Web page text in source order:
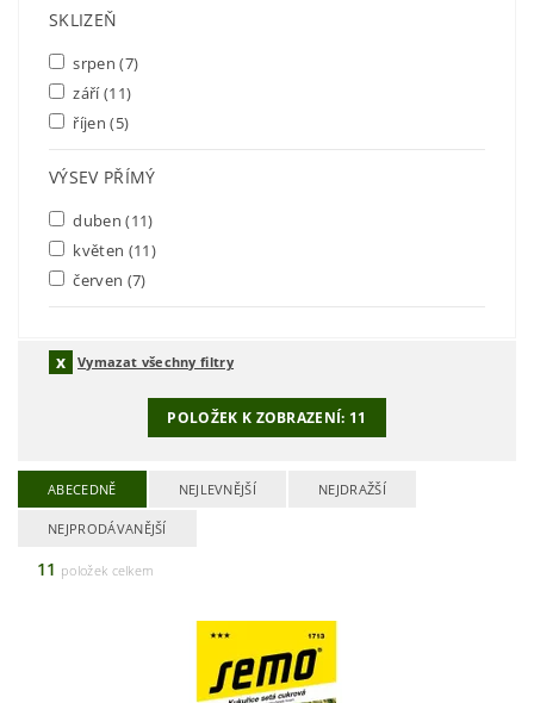
SKLIZEŇ
srpen(7)
září(11)
říjen(5)
VÝSEV PŘÍMÝ
duben(11)
květen (11)
červen (7)
Vymazat všechny filtry
POLOŽEK K ZOBRAZENÍ: 11
ABECEDNĚ NEJLEVNĚJŠÍ NEJDRAŽŠÍ
NEJPRODÁVANĚJŠÍ
11 položek celkem